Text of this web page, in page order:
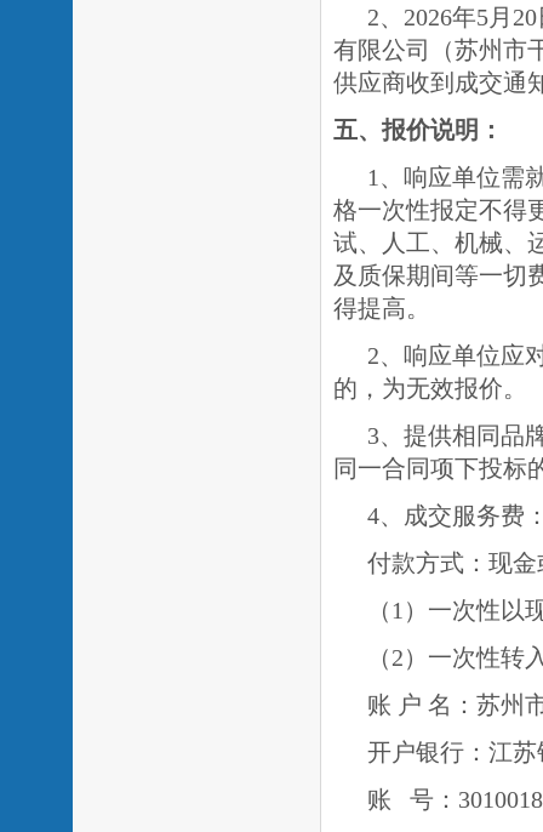
2、2026年5月
有限公司（苏州市
供应商收到成交通
五、报价说明：
1、响应单位需
格一次性报定不得
试、人工、机械、
及质保期间等一切
得提高。
2、响应单位应
的，为无效报价。
3、提供相同品
同一合同项下投标
4、成交服务费
付款方式：现金
（ 1）一次性以
（2）一次性转
账 户 名：苏州
开户银行：江
账
号：